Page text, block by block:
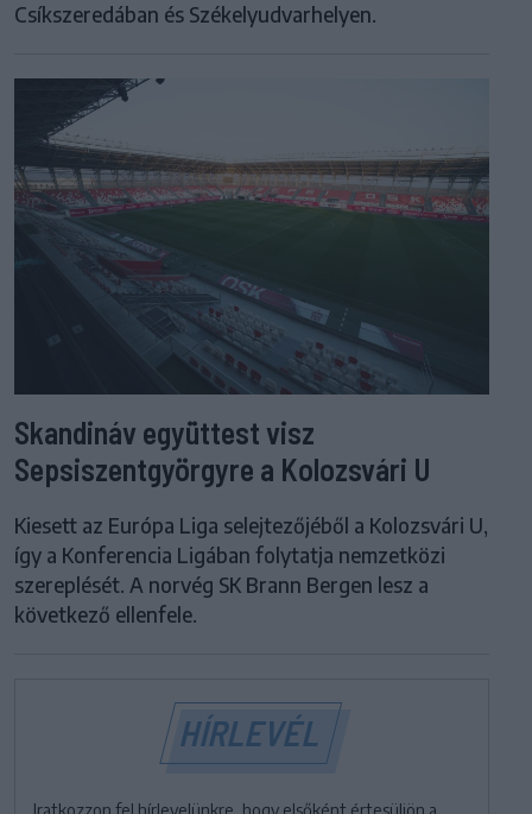
Csíkszeredában és Székelyudvarhelyen.
Skandináv együttest visz
Sepsiszentgyörgyre a Kolozsvári U
Kiesett az Európa Liga selejtezőjéből a Kolozsvári U,
így a Konferencia Ligában folytatja nemzetközi
szereplését. A norvég SK Brann Bergen lesz a
következő ellenfele.
HÍRLEVÉL